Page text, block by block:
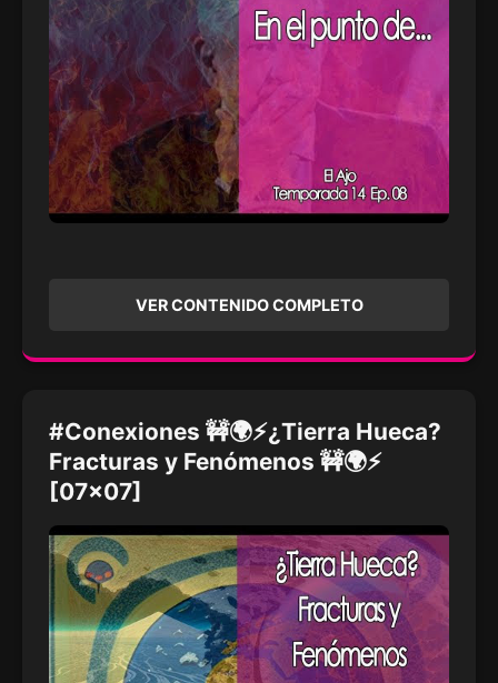
VER CONTENIDO COMPLETO
#Conexiones 🚧🌍⚡¿Tierra Hueca?
Fracturas y Fenómenos 🚧🌍⚡
[07x07]